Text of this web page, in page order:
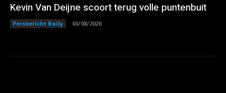
Kevin Van Deijne scoort terug volle puntenbuit
Persbericht Rally 03/08/2026